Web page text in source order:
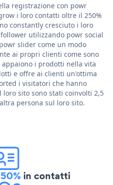
registrazione con powr
i loro contatti oltre il 250%
constantly cresciuto i loro
utilizzando powr social
slider come un modo
ai propri clienti come sono
i prodotti nella vita
e offre ai clienti un'ottima
i visitatori che hanno
sito sono stati coinvolti 2,5
persona sul loro sito.
in contatti